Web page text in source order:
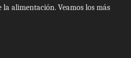
la alimentación. Veamos los más